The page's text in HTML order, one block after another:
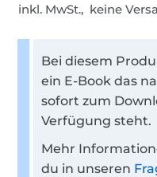
inkl. MwSt., keine
Bei diesem
ein E-Book das
sofort zum
Verfügung steht.
Mehr
du in unseren